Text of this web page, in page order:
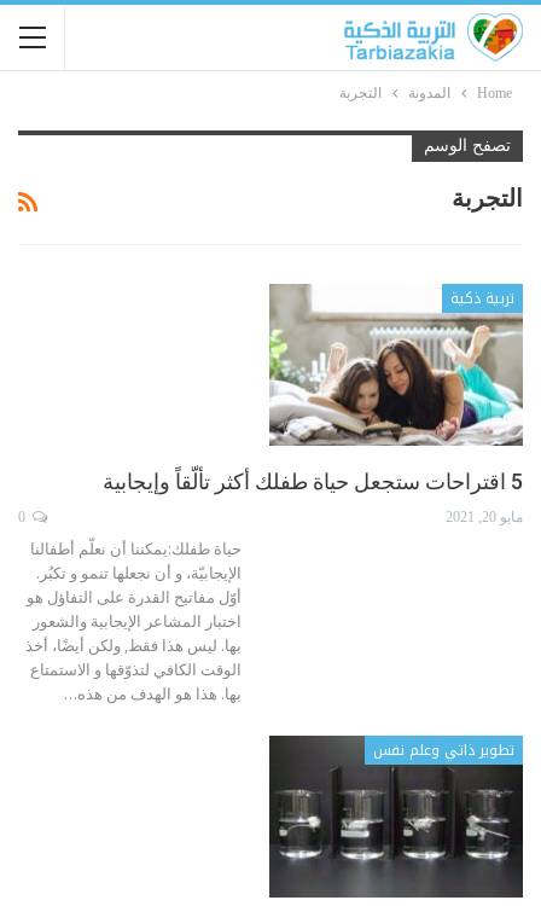
Home المدونة التجربة
تصفح الوسم
التجربة
تربية ذكية
5 اقتراحات ستجعل حياة طفلك أكثر تألّقاً وإيجابية
مايو 20, 2021
حياة طفلك:يمكننا أن نعلّم أطفالنا
الإيجابيّة، و أن نجعلها تنمو و تكبُر.
أوّل مفاتيح القدرة على التفاؤل هو
اختبار المشاعر الإيجابية والشعور
بها. ليس هذا فقط, ولكن أيضًا، أخذ
الوقت الكافي لتذوّقها و الاستمتاع
بها. هذا هو الهدف من هذه…
تطوير ذاتي وعلم نفس